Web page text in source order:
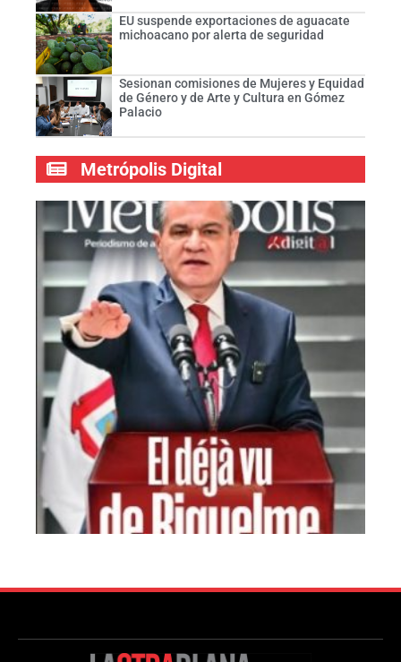
EU suspende exportaciones de aguacate
michoacano por alerta de seguridad
Sesionan comisiones de Mujeres y Equidad
de Género y de Arte y Cultura en Gómez
Palacio
Metrópolis Digital